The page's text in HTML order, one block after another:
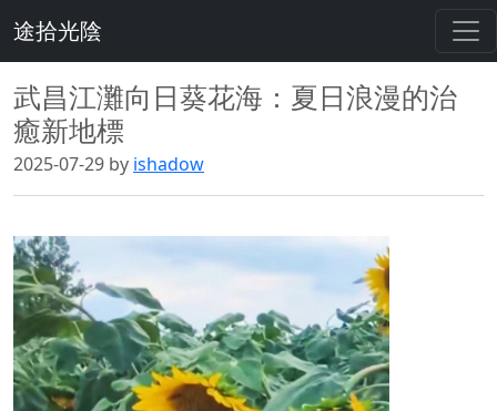
途拾光陰
武昌江灘向日葵花海：夏日浪漫的治
癒新地標
2025-07-29 by ishadow